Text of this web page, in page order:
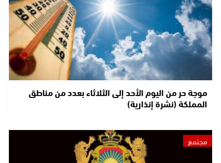
موجة حر من اليوم الأحد إلى الثلاثاء بعدد من مناطق
المملكة (نشرة إنذارية)
مجتمع